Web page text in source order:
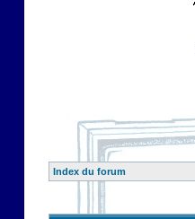
Index du forum